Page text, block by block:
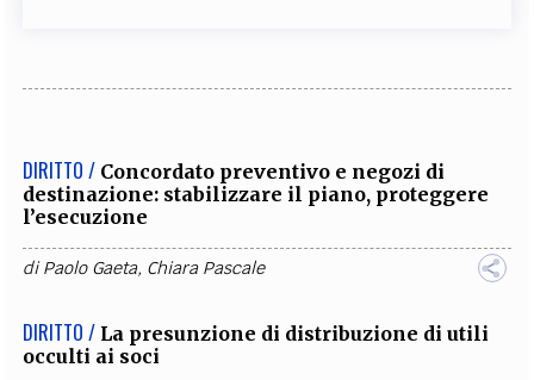
DIRITTO / Concordato preventivo e negozi di
destinazione: stabilizzare il piano, proteggere
l’esecuzione
diPaolo Gaeta, Chiara Pascale
DIRITTO / La presunzione di distribuzione di utili
occulti ai soci